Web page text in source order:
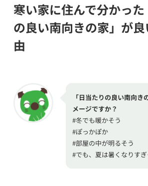
寒い家に住んで分かった
の良い南向きの家」が
由
「日当たりの良い南向き
メージですか？
#冬でも暖かそう
#ぽっかぽか
#部屋の中が明るそう
#でも、夏は暑くなりすぎ